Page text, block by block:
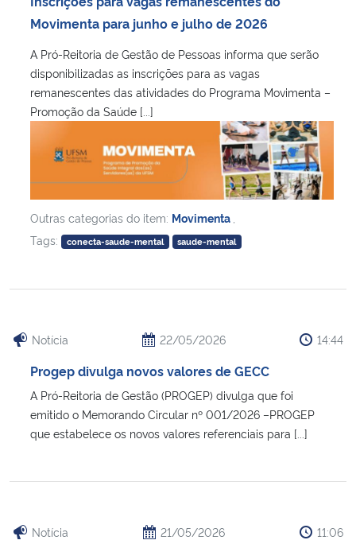
Ministério da Cidadania
Ministério da Saúde
Ministério de Minas e Energia
Ministério da Ciência, Tecnologia, Inovações e Comunicações
Ministério do Meio Ambiente
Ministério do Turismo
Ministério da Mulher, da Família e dos Direitos Humanos
Secretaria-Geral
Secretaria de Governo
Movimenta para junho e julho de 2026
A Pró-Reitoria de Gestão de Pessoas informa que serão
disponibilizadas as inscrições para as vagas
remanescentes das atividades do Programa Movimenta –
Promoção da Saúde [...]
Outras categorias do item: Movimenta
Tags:
conecta-saude-mental saude-mental
Notícia 22/05/2026 14:44
Progep divulga novos valores de GECC
A Pró-Reitoria de Gestão (PROGEP) divulga que foi
emitido o Memorando Circular nº 001/2026 –PROGEP
que estabelece os novos valores referenciais para [...]
Notícia 21/05/2026 11:06